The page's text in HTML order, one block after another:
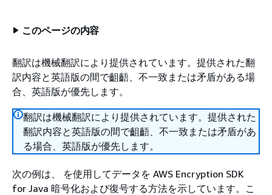
このページの内容
翻訳は機械翻訳により提供されています。提供された翻
訳内容と英語版の間で齟齬、不一致または矛盾がある場
合、英語版が優先します。
翻訳は機械翻訳により提供されています。提供された
翻訳内容と英語版の間で齟齬、不一致または矛盾があ
る場合、英語版が優先します。
次の例は、 を使用してデータを AWS Encryption SDK
for Java 暗号化および復号する方法を示しています。こ